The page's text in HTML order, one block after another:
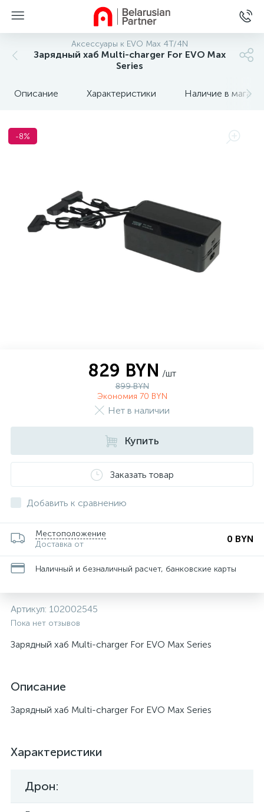
Аксессуары к EVO Max 4T/4N
Зарядный хаб Multi-charger For EVO Max
Series
Описание Характеристики Наличие в
-8%
829 BYN /шт
899 BYN
Экономия 70 BYN
Нет в наличии
Купить
Заказать товар
Добавить к сравнению
Местоположение
Доставка от
0 BYN
Наличный и безналичный расчет, банковские карты
Артикул: 102002545
Пока нет отзывов
Зарядный хаб Multi-charger For EVO Max Series
Описание
Зарядный хаб Multi-charger For EVO Max Series
Характеристики
Дрон: